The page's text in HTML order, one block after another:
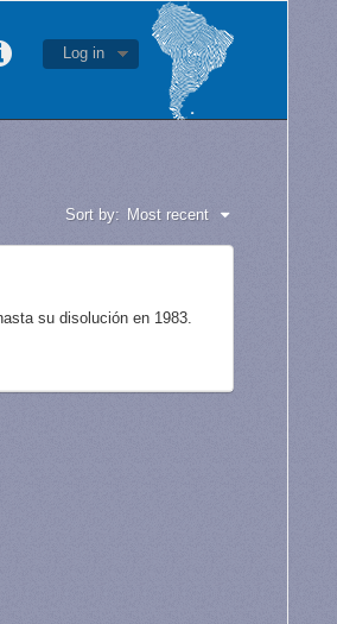
Log in
Sort by: Most recent
su disolución en 1983.